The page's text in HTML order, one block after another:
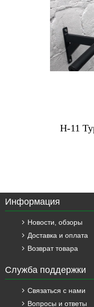
H-11
Информация
Новости, обзоры
Доставка и оплата
Возврат товара
Служба поддержки
Связаться с нами
Вопросы и ответы